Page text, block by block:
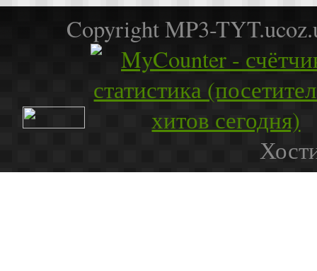
Copyright MP3-